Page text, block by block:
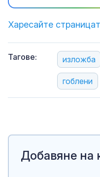
Харесайте
Тагове: изложба
гоблени
Добавяне на